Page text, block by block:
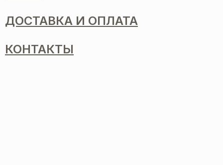
ДОСТАВКА И ОПЛАТА
КОНТАКТЫ